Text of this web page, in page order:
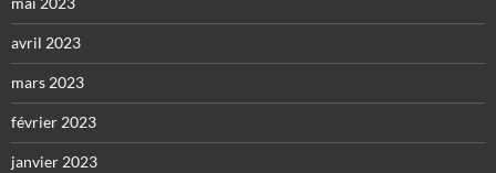
avril 2023
mars 2023
février 2023
janvier 2023